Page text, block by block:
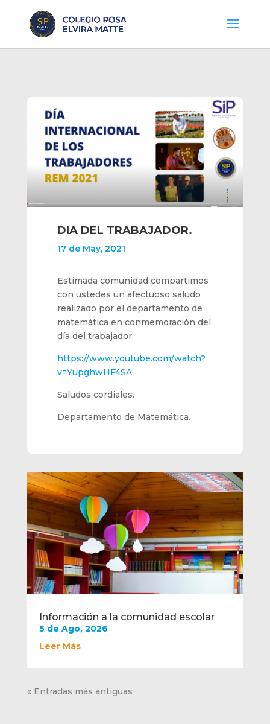
Información a la comunidad escolar
5 de Ago, 2026
Leer Más
« Entradas más antiguas
DIA DEL TRABAJADOR.
17 de May, 2021
Estimada comunidad compartimos
con ustedes un afectuoso saludo
realizado por el departamento de
matemática en conmemoración del
día del trabajador.
https://www.youtube.com/watch?
v=YupghwHF4SA
Saludos cordiales.
Departamento de Matemática.